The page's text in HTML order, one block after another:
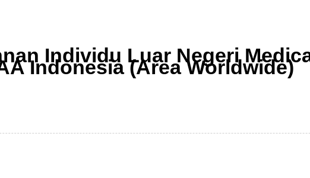
Individu Luar Negeri
Indonesia (Area Worldwide)